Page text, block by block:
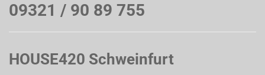
09321 / 90 89 755
HOUSE420 Schweinfurt